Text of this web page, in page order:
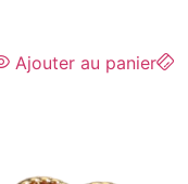
Ajouter au panier